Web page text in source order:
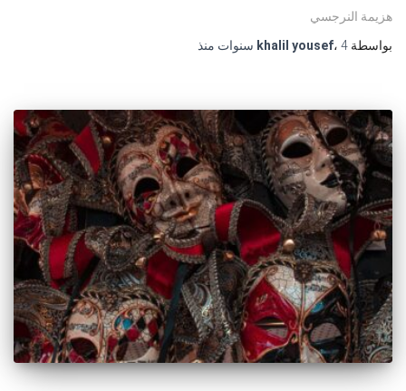
هزيمة النرجسي
بواسطة
khalil yousef، 4 سنوات منذ